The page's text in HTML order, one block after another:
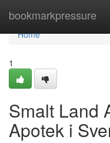
bookmarkpressure
Home
Home
1
Smalt Land
Apotek i